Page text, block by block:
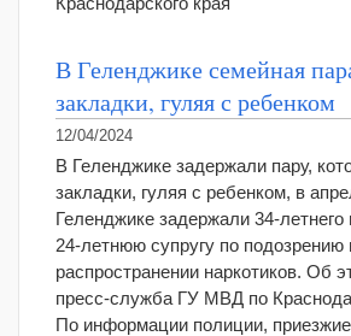
В Геленджике семейная
закладки, гуляя с ребенком
12/04/2024
В Геленджике задержали пару,
закладки, гуляя с ребенком, в
Геленджике задержали 34-летнего
24-летнюю супругу по подозрению
распространении наркотиков. Об
пресс-служба ГУ МВД по
По информации полиции,